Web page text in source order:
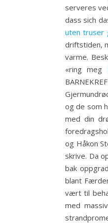
serveres
dass sich
uten truser
driftstiden,
varme.
«ring meg
og de som
med din
og Håkon
skrive. Da
bak
blant
vært til
med